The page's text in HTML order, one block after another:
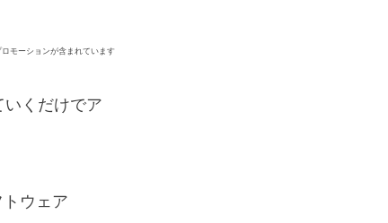
モーションが含まれています
くだけでア
ウェア